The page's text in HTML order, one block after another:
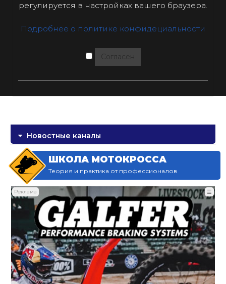
регулируется в настройках вашего браузера.
Подробнее о политике конфидециальности
Согласен
Новостные каналы
ШКОЛА МОТОКРОССА
Теория и практика от профессионалов
Реклама ☰